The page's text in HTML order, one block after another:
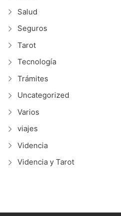
Salud
Seguros
Tarot
Tecnología
Trámites
Uncategorized
Varios
viajes
Videncia
Videncia y Tarot